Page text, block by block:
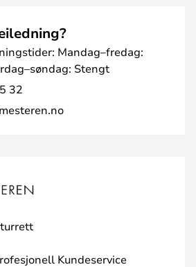
Mandag–fredag:
Stengt
32
Kundeservice